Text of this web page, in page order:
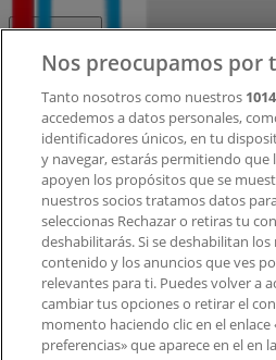
Contacto comercial y de
Tienda mal colocada en el
Notificar un folleto
¿Encontraste un problema
aplicación?
Índices
Nos preocupamos por
Tanto nosotros como nuestros 1014
accedemos a datos personales,
identificadores únicos, en tu
y navegar, estarás permitiendo que
apoyen los propósitos que se
nuestros socios tratamos datos
seleccionas Rechazar o retiras tu
deshabilitarás. Si se deshabilitan
contenido y los anuncios que ves
relevantes para ti. Puedes volver a
cambiar tus opciones o retirar el
momento haciendo clic en el enlace
preferencias» que aparece en el en